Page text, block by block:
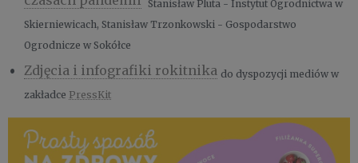
Stanisław Pluta - Instytut Ogrodnictwa w
Skierniewicach, Stanisław Trzonkowski - Gospodarstwo
Ogrodnicze w Sokółce
Zdjęcia i infografiki rokitnika do dyspozycji mediów w
zakładce PressKit